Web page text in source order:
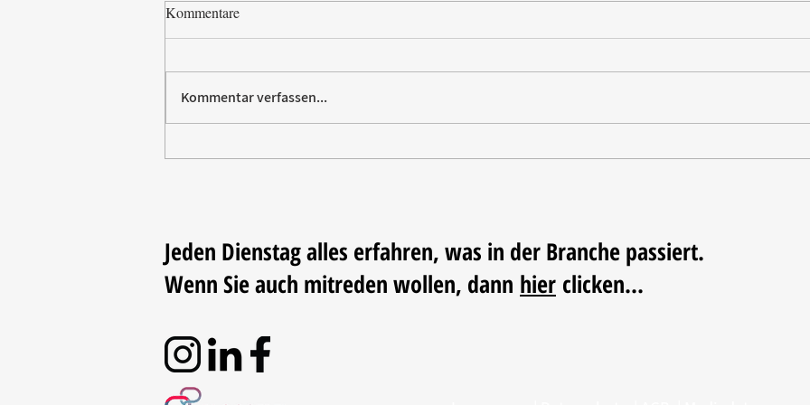
Paw Patrol erobert die
Tischdekoration mit Mehrwert:
Kommentare
Kommentar verfassen...
Jeden Dienstag alles erfahren, was in der Branche passiert.
Wenn Sie auch mitreden wollen, dann hier clicken...